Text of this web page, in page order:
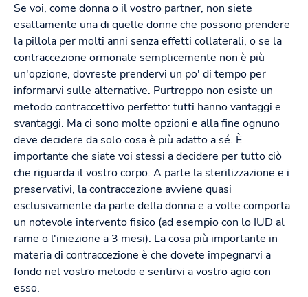
Se voi, come donna o il vostro partner, non siete
esattamente una di quelle donne che possono prendere
la pillola per molti anni senza effetti collaterali, o se la
contraccezione ormonale semplicemente non è più
un'opzione, dovreste prendervi un po' di tempo per
informarvi sulle alternative. Purtroppo non esiste un
metodo contraccettivo perfetto: tutti hanno vantaggi e
svantaggi. Ma ci sono molte opzioni e alla fine ognuno
deve decidere da solo cosa è più adatto a sé. È
importante che siate voi stessi a decidere per tutto ciò
che riguarda il vostro corpo. A parte la sterilizzazione e i
preservativi, la contraccezione avviene quasi
esclusivamente da parte della donna e a volte comporta
un notevole intervento fisico (ad esempio con lo IUD al
rame o l'iniezione a 3 mesi). La cosa più importante in
materia di contraccezione è che dovete impegnarvi a
fondo nel vostro metodo e sentirvi a vostro agio con
esso.